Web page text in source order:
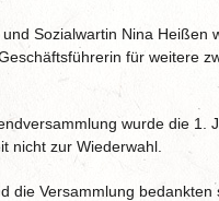
und Sozialwartin Nina Heißen
für weitere
wurde die 1.
nicht zur Wiederwahl.
die Versammlung